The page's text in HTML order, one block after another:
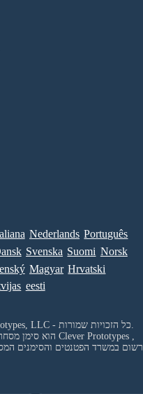
Nederlands Português
Svenska Suomi Norsk
Magyar Hrvatski
eesti
© 2026 - Clever Prototypes, LLC - כל הזכויות שמורות.
Clever Prototypes ,
ורשום במשרד הפטנטים והסימנים